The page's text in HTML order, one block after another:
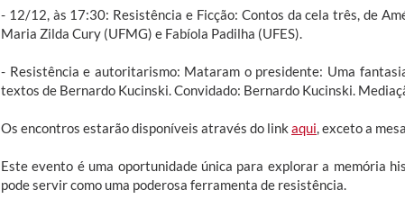
- 12/12, às 17:30: Resistência e Ficção: Contos da cela três, de
Maria Zilda Cury (UFMG) e Fabíola Padilha (UFES).
- Resistência e autoritarismo: Mataram o presidente: Uma
textos de Bernardo Kucinski. Convidado: Bernardo Kucinski.
Os encontros estarão disponíveis através do link aqui , exceto a
Este evento é uma oportunidade única para explorar a memória
pode servir como uma poderosa ferramenta de resistência.